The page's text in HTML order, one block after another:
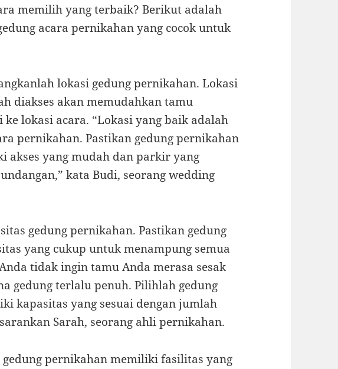
memilih yang terbaik? Berikut adalah
acara pernikahan yang cocok untuk
lokasi gedung pernikahan. Lokasi
diakses akan memudahkan tamu
lokasi acara. “Lokasi yang baik adalah
pernikahan. Pastikan gedung pernikahan
akses yang mudah dan parkir yang
kata Budi, seorang wedding
gedung pernikahan. Pastikan gedung
yang cukup untuk menampung semua
tidak ingin tamu Anda merasa sesak
gedung terlalu penuh. Pilihlah gedung
kapasitas yang sesuai dengan jumlah
Sarah, seorang ahli pernikahan.
pernikahan memiliki fasilitas yang